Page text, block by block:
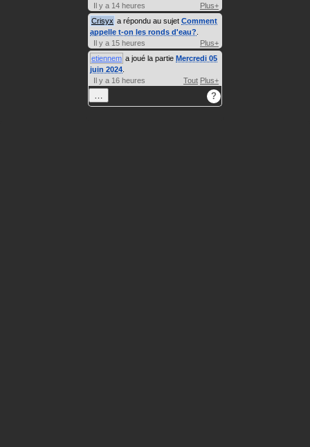
Il y a 14 heures
Plus+
Crisyx a répondu au sujet Comment
appelle t-on les ronds d'eau?
Il y a 15 heures
Plus+
etiennem a joué la partie Mercredi 05
juin 2024
Il y a 16 heures
Tout Plus+
?